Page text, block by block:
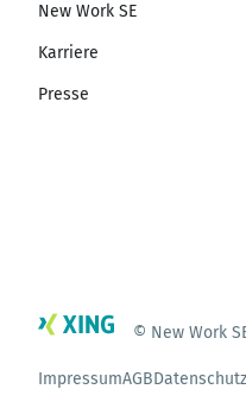
New Work SE
Karriere
Presse
© New Work
ImpressumAGB